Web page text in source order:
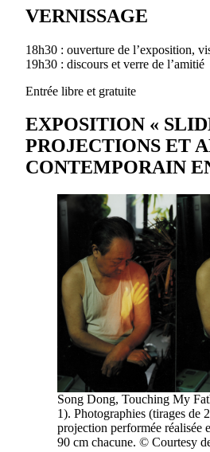
VERNISSAGE
18h30 : ouverture de l’exposition,
19h30 : discours et verre de l’amitié
Entrée libre et gratuite
EXPOSITION «
PROJECTIONS ET
CONTEMPORAIN
Song Dong, Touching My
1). Photographies (tirages de
projection performée réalisée
90 cm chacune. © Courtesy